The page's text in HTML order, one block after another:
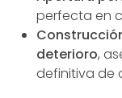
perfecta en
deterioro,
definitiva de